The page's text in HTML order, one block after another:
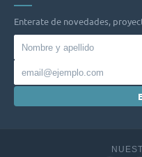
Enterate de novedades,
Nombre
y
apellido